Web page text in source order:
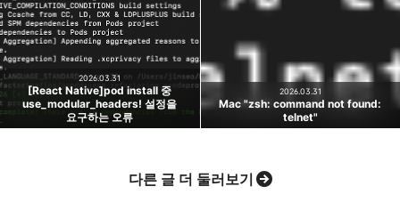
[React Native]pod install 중
use_modular_headers! 설정을
요구하는 오류
2026.03.31
Mac "zsh: command not found:
telnet"
2026.03.31
다른 글 더 둘러보기